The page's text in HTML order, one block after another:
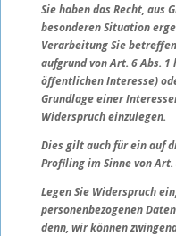
Sie haben das Recht, aus
besonderen Situation
Verarbeitung Sie
aufgrund von Art. 6 Abs.
öffentlichen Interesse)
Grundlage einer
Widerspruch einzulegen.
Dies gilt auch für ein auf
Profiling im Sinne von Art.
Legen Sie Widerspruch
personenbezogenen
denn, wir können